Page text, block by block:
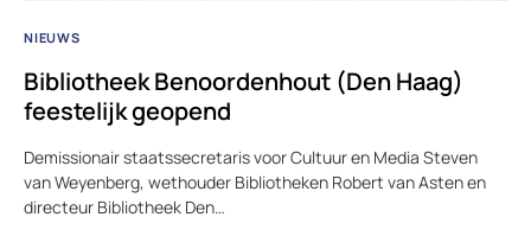
NIEUWS
Bibliotheek Benoordenhout (Den Haag)
feestelijk geopend
Demissionair staatssecretaris voor Cultuur en Media Steven
van Weyenberg, wethouder Bibliotheken Robert van Asten en
directeur Bibliotheek Den…